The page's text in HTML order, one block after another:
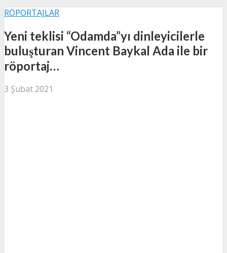
RÖPORTAJLAR
Yeni teklisi “Odamda”yı dinleyicilerle
buluşturan Vincent Baykal Ada ile bir
röportaj…
3 Şubat 2021